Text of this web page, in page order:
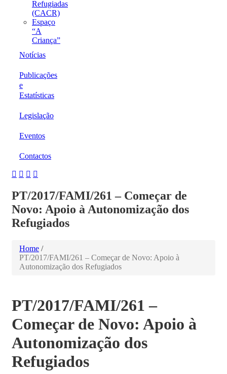
Refugiadas
(CACR)
Espaço
“A
Criança”
Notícias
Publicações
e
Estatísticas
Legislação
Eventos
Contactos
PT/2017/FAMI/261 – Começar de
Novo: Apoio à Autonomização dos
Refugiados
Home /
PT/2017/FAMI/261 – Começar de Novo: Apoio à
Autonomização dos Refugiados
PT/2017/FAMI/261 –
Começar de Novo: Apoio à
Autonomização dos
Refugiados